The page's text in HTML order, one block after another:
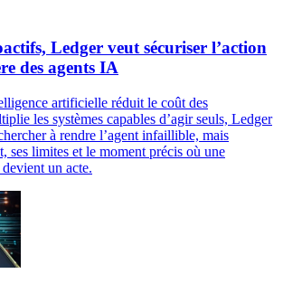
Ledger veut sécuriser l’action
des agents IA
artificielle réduit le coût des
les systèmes capables d’agir seuls, Ledger
à rendre l’agent infaillible, mais
ses limites et le moment précis où une
un acte.